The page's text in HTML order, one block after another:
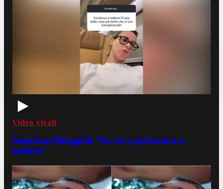
Video virali
Federica Pellegrini: "Vorrei continuare a
ballare"